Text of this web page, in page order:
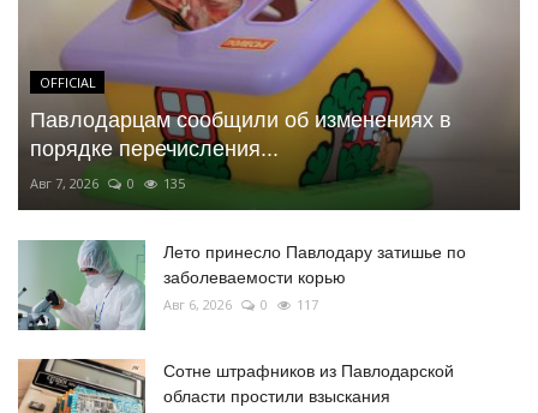
OFFICIAL
Павлодарцам сообщили об изменениях в
порядке перечисления...
Авг 7, 2026 0 135
Лето принесло Павлодару затишье по
заболеваемости корью
Авг 6, 2026 0 117
Сотне штрафников из Павлодарской
области простили взыскания